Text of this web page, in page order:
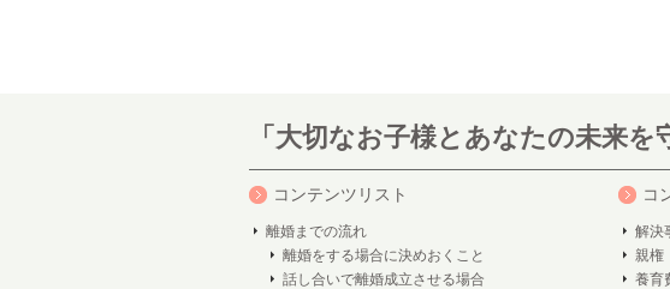
「大切なお子様とあなたの未来
コンテンツリスト
離婚までの流れ
離婚をする場合に決めおくこと
話し合いで離婚成立させる場合
コ
解決
親権
養育